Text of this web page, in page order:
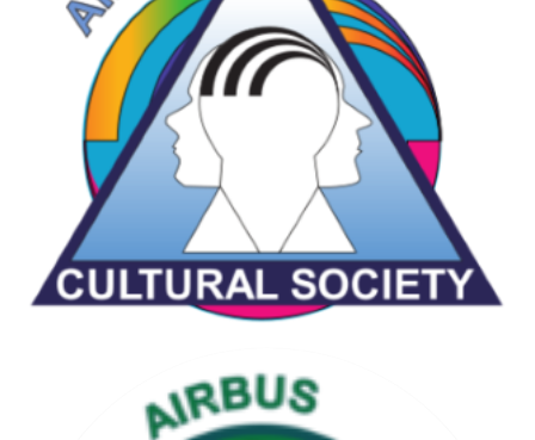
CHESS & GAMES SOCIETY